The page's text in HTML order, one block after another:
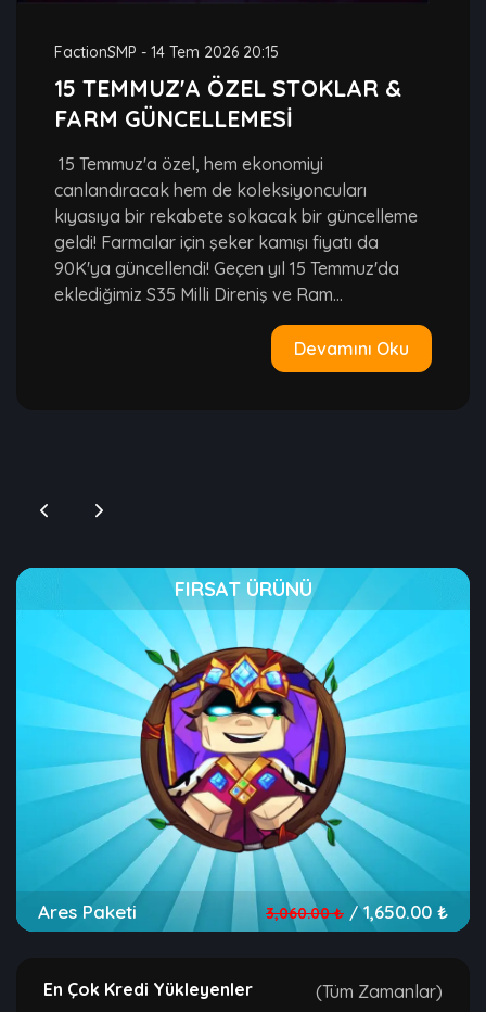
FactionSMP - 14 Tem 2026 20:15
15 TEMMUZ'A ÖZEL STOKLAR &
FARM GÜNCELLEMESİ
15 Temmuz'a özel, hem ekonomiyi
canlandıracak hem de koleksiyoncuları
kıyasıya bir rekabete sokacak bir güncelleme
geldi! Farmcılar için şeker kamışı fiyatı da
90K'ya güncellendi! Geçen yıl 15 Temmuz'da
eklediğimiz S35 Milli Direniş ve Ram...
Devamını Oku
FIRSAT ÜRÜNÜ
Ares Paketi 3,060.00 ₺ / 1,650.00 ₺
En Çok Kredi Yükleyenler (Tüm Zamanlar)